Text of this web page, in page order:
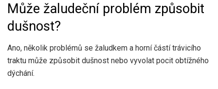
Může žaludeční problém způsobit
dušnost?
Ano, několik problémů se žaludkem a horní částí trávicího
traktu může způsobit dušnost nebo vyvolat pocit obtížného
dýchání.